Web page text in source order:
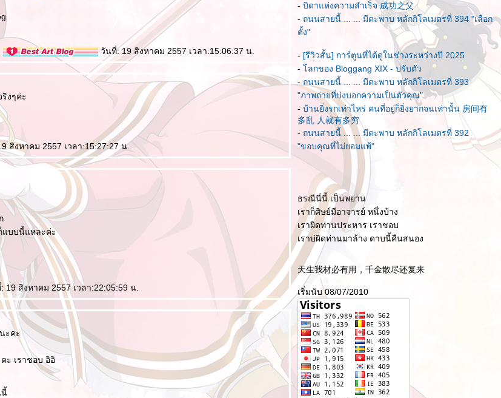
วันที่: 19 สิงหาคม 2557 เวลา:15:06:37 น.
งๆค่ะ
สิงหาคม 2557 เวลา:15:27:27 น.
แบบนี้แหละค่ะ
19 สิงหาคม 2557 เวลา:22:05:59 น.
ะคะ
ะ เราชอบ อิอิ
นี้
- บิดาแห่งความสำเร็จ 成功之父
- ถนนสายนี้ ... ... มีตะพาบ หลักกิโลเมตรที่ 394 "เลือก
ตั้ง"
- [รีวิวสั้น] การ์ตูนที่ได้ดูในช่วงระหว่างปี 2025
- ลกของ Bloggang XIX - ปรับตัว
- ถนนสายนี้ ... ... มีตะพาบ หลักกิโลเมตรที่ 393
"ภาพถ่ายที่บ่งบอกความเป็นตัวคุณ"
- บ้านยิ่งรกเท่าไหร่ คนที่อยู่ก็ยิ่งยากจนเท่านั้น 房间有
多乱 人就有多穷
- ถนนสายนี้ ... ... มีตะพาบ หลักกิโลเมตรที่ 392
"ขอบคุณที่ไม่ยอมแพ้"
ธรณีนี่นี้ เป็นพยาน
เราก็ศิษย์มีอาจารย์ หนึ่งบ้าง
เราผิดท่านประหาร เราชอบ
เราบ่ผิดท่านมาล้าง ดาบนี้คืนสนอง
天生我材必有用，千金散尽还复来
เริ่มนับ 08/07/2010